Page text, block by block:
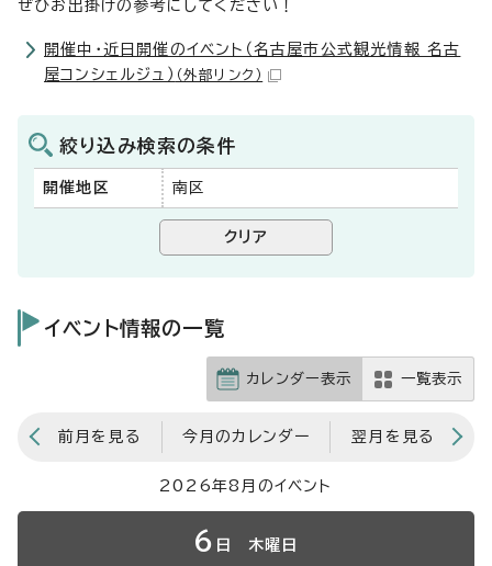
ぜひお出掛けの参考にしてください！
開催中・近日開催のイベント（名古屋市公式観光情報 名古
屋コンシェルジュ） （外部リンク）
絞り込み検索の条件
開催地区 南区
イベント情報の一覧
カレンダー表示 一覧表示
前月を見る 今月のカレンダー 翌月を見る
2026年8月のイベント
6 日 木曜日